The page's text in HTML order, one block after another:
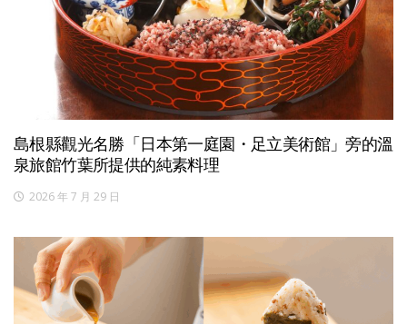
島根縣觀光名勝「日本第一庭園・足立美術館」旁的溫
泉旅館竹葉所提供的純素料理
2026 年 7 月 29 日